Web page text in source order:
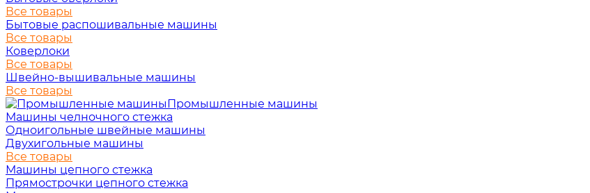
Все товары
Бытовые распошивальные машины
Все товары
Коверлоки
Все товары
Швейно-вышивальные машины
Все товары
Промышленные машины
Машины челночного стежка
Одноигольные швейные машины
Двухигольные машины
Все товары
Машины цепного стежка
Прямострочки цепного стежка